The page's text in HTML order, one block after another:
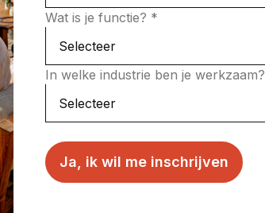
Wat is je functie? *
In welke industrie ben je werkzaam?